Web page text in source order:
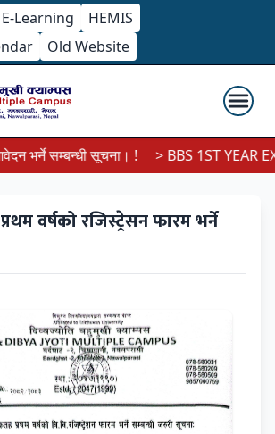
E-Learning
HEMIS
Old Website
भर्ने सम्बन्धी सूचना। ! > BBS 1ST YEAR
वर्षको रजिस्ट्रेसन फारम भर्ने